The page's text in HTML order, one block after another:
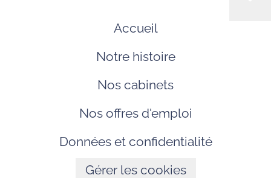
Accueil
Notre histoire
Nos cabinets
Nos offres d'emploi
Données et confidentialité
Gérer les cookies